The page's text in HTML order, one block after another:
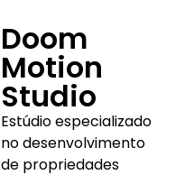
Doom
Motion
Studio
Estúdio especializado
no desenvolvimento
de propriedades